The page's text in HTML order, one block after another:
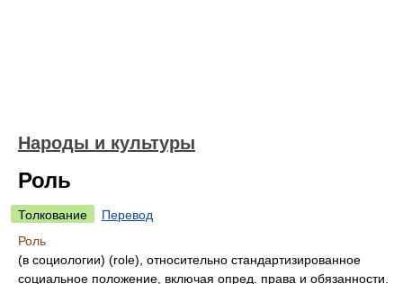
Народы и культуры
Роль
Толкование
Перевод
Роль
(в социологии) (role), относительно стандартизированное
социальное положение, включая опред. права и обязанности.